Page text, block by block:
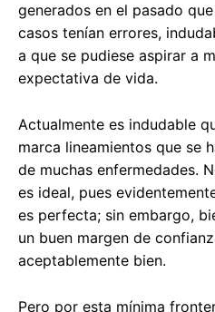
generados en el pasado
casos tenían errores,
a que se pudiese aspirar a
expectativa de vida.
Actualmente es indudable
marca lineamientos que se
de muchas enfermedades.
es ideal, pues
es perfecta; sin embargo,
un buen margen de
aceptablemente bien.
Pero por esta mínima